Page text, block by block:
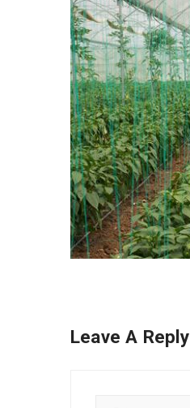
Leave A Reply